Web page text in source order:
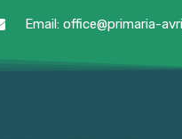
Email: office@primaria-